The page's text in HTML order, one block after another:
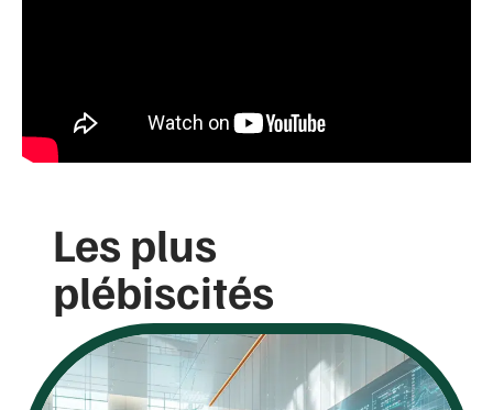
Les plus
plébiscités